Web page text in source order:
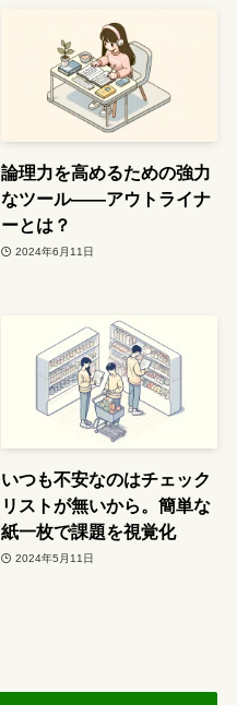
論理力を高めるための強力
なツール――アウトライナ
ーとは？
2024年6月11日
いつも不安なのはチェック
リストが無いから。簡単な
紙一枚で課題を視覚化
2024年5月11日